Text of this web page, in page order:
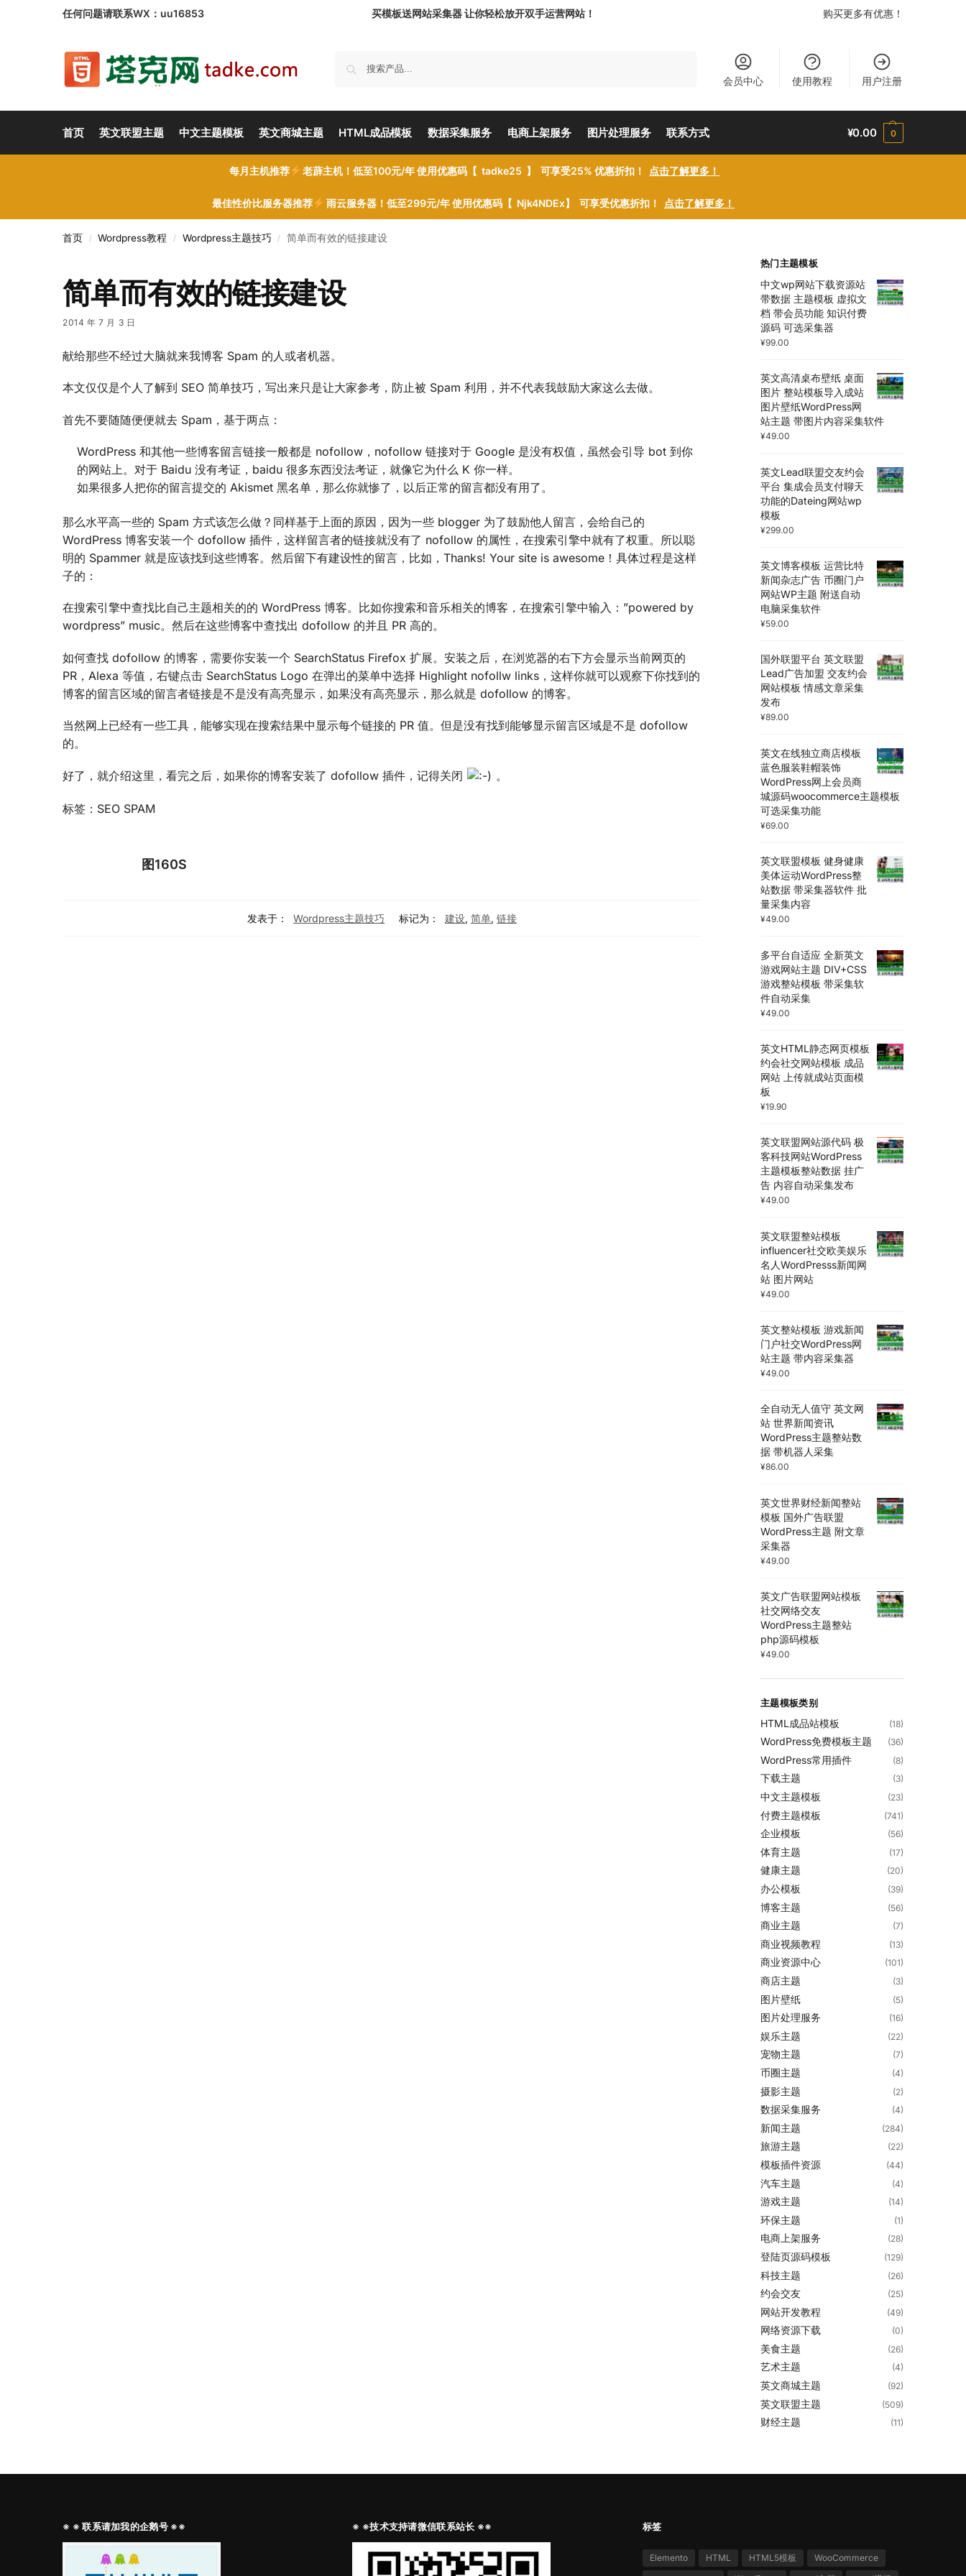
任何问题请联系WX：uu16853 买模板送网站采集器 让你轻松放开双手运营网站！ 购买更多有优惠！
会员中心 使用教程 用户注册
首页 英文联盟主题 中文主题模板 英文商城主题 HTML成品模板 数据采集服务 电商上架服务 图片处理服务 联系方式 ¥0.00 0
每月主机推荐 老薜主机！低至100元/年 使用优惠码【 tadke25 】 可享受25% 优惠折扣！ 点击了解更多！
最佳性价比服务器推荐 雨云服务器！低至299元/年 使用优惠码【 Njk4NDEx】 可享受优惠折扣！ 点击了解更多！
首页 / Wordpress教程 / Wordpress主题技巧 / 简单而有效的链接建设
简单而有效的链接建设
2014 年 7 月 3 日
献给那些不经过大脑就来我博客 Spam 的人或者机器。
本文仅仅是个人了解到 SEO 简单技巧，写出来只是让大家参考，防止被 Spam 利用，并不代表我鼓励大家这么去做。
首先不要随随便便就去 Spam，基于两点：
WordPress 和其他一些博客留言链接一般都是 nofollow，nofollow 链接对于 Google 是没有权值，虽然会引导 bot 到你
的网站上。对于 Baidu 没有考证，baidu 很多东西没法考证，就像它为什么 K 你一样。
如果很多人把你的留言提交的 Akismet 黑名单，那么你就惨了，以后正常的留言都没有用了。
那么水平高一些的 Spam 方式该怎么做？同样基于上面的原因，因为一些 blogger 为了鼓励他人留言，会给自己的
WordPress 博客安装一个 dofollow 插件，这样留言者的链接就没有了 nofollow 的属性，在搜索引擎中就有了权重。所以聪
明的 Spammer 就是应该找到这些博客。然后留下有建设性的留言，比如，Thanks! Your site is awesome！具体过程是这样
子的：
在搜索引擎中查找比自己主题相关的的 WordPress 博客。比如你搜索和音乐相关的博客，在搜索引擎中输入：”powered by
wordpress” music。然后在这些博客中查找出 dofollow 的并且 PR 高的。
如何查找 dofollow 的博客，需要你安装一个 SearchStatus Firefox 扩展。安装之后，在浏览器的右下方会显示当前网页的
PR，Alexa 等值，右键点击 SearchStatus Logo 在弹出的菜单中选择 Highlight nofollw links，这样你就可以观察下你找到的
博客的留言区域的留言者链接是不是没有高亮显示，如果没有高亮显示，那么就是 dofollow 的博客。
当然网上已经有一些工具，能够实现在搜索结果中显示每个链接的 PR 值。但是没有找到能够显示留言区域是不是 dofollow
的。
好了，就介绍这里，看完之后，如果你的博客安装了 dofollow 插件，记得关闭 。
标签：SEO SPAM
图160S
发表于： Wordpress主题技巧 标记为： 建设,简单,链接
热门主题模板
中文wp网站下载资源站
带数据 主题模板 虚拟文
档 带会员功能 知识付费
源码 可选采集器
¥99.00
英文高清桌布壁纸 桌面
图片 整站模板导入成站
图片壁纸WordPress网
站主题 带图片内容采集软件
¥49.00
英文Lead联盟交友约会
平台 集成会员支付聊天
功能的Dateing网站wp
模板
¥299.00
英文博客模板 运营比特
新闻杂志广告 币圈门户
网站WP主题 附送自动
电脑采集软件
¥59.00
国外联盟平台 英文联盟
Lead广告加盟 交友约会
网站模板 情感文章采集
发布
¥89.00
英文在线独立商店模板
蓝色服装鞋帽装饰
WordPress网上会员商
城源码woocommerce主题模板
可选采集功能
¥69.00
英文联盟模板 健身健康
美体运动WordPress整
站数据 带采集器软件 批
量采集内容
¥49.00
多平台自适应 全新英文
游戏网站主题 DIV+CSS
游戏整站模板 带采集软
件自动采集
¥49.00
英文HTML静态网页模板
约会社交网站模板 成品
网站 上传就成站页面模
板
¥19.90
英文联盟网站源代码 极
客科技网站WordPress
主题模板整站数据 挂广
告 内容自动采集发布
¥49.00
英文联盟整站模板
influencer社交欧美娱乐
名人WordPresss新闻网
站 图片网站
¥49.00
英文整站模板 游戏新闻
门户社交WordPress网
站主题 带内容采集器
¥49.00
全自动无人值守 英文网
站 世界新闻资讯
WordPress主题整站数
据 带机器人采集
¥86.00
英文世界财经新闻整站
模板 国外广告联盟
WordPress主题 附文章
采集器
¥49.00
英文广告联盟网站模板
社交网络交友
WordPress主题整站
php源码模板
¥49.00
主题模板类别
HTML成品站模板 (18)
WordPress免费模板主题 (36)
WordPress常用插件 (8)
下载主题 (3)
中文主题模板 (23)
付费主题模板 (741)
企业模板 (56)
体育主题 (17)
健康主题 (20)
办公模板 (39)
博客主题 (56)
商业主题 (7)
商业视频教程 (13)
商业资源中心 (101)
商店主题 (3)
图片壁纸 (5)
图片处理服务 (16)
娱乐主题 (22)
宠物主题 (7)
币圈主题 (4)
摄影主题 (2)
数据采集服务 (4)
新闻主题 (284)
旅游主题 (22)
模板插件资源 (44)
汽车主题 (4)
游戏主题 (14)
环保主题 (1)
电商上架服务 (28)
登陆页源码模板 (129)
科技主题 (26)
约会交友 (25)
网站开发教程 (49)
网络资源下载 (0)
美食主题 (26)
艺术主题 (4)
英文商城主题 (92)
英文联盟主题 (509)
财经主题 (11)
※ ※ 联系请加我的企鹅号 ※※ ※ ※技术支持请微信联系站长 ※※ 标签
Elemento HTML HTML5模板
WooCommerce